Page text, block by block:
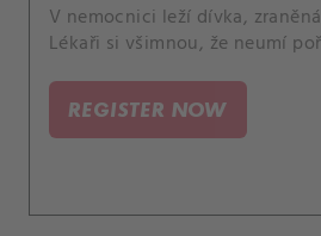
V nemocnici leží dívka,
Lékaři si všimnou, že neumí
REGISTER NOW